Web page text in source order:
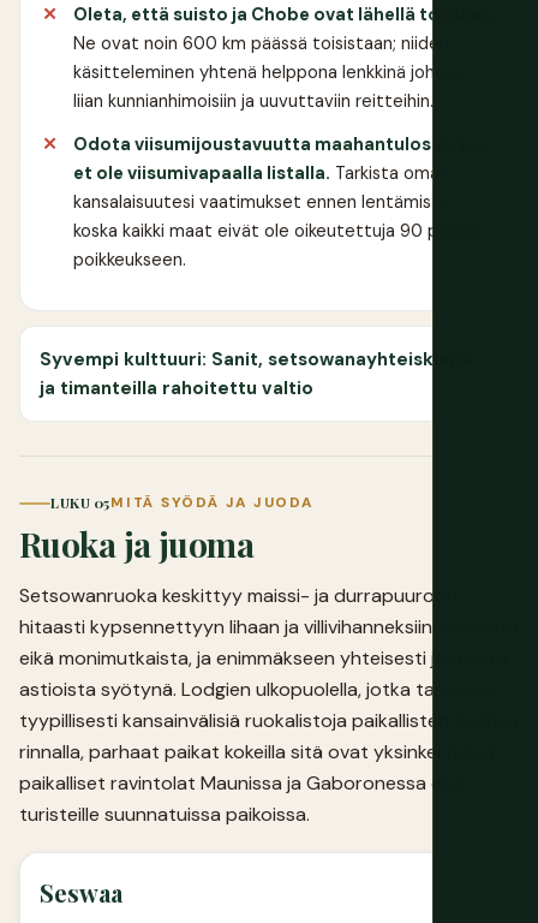
Oleta, että suisto ja Chobe ovat lähellä toisiaan.
Ne ovat noin 600 km päässä toisistaan; niiden
käsitteleminen yhtenä helppona lenkkinä johtaa
liian kunnianhimoisiin ja uuvuttaviin reitteihin.
Odota viisumijoustavuutta maahantulossa, jos
et ole viisumivapaalla listalla. Tarkista oman
kansalaisuutesi vaatimukset ennen lentämistä,
koska kaikki maat eivät ole oikeutettuja 90 päivän
poikkeukseen.
Syvempi kulttuuri: Sanit, setsowanayhteiskunta
ja timanteilla rahoitettu valtio
LUKU 05MITÄ SYÖDÄ JA JUODA
Ruoka ja juoma
Setsowanruoka keskittyy maissi- ja durrapuuroon,
hitaasti kypsennettyyn lihaan ja villivihanneksiin, runsasta
eikä monimutkaista, ja enimmäkseen yhteisesti jaetuista
astioista syötynä. Lodgien ulkopuolella, jotka tarjoavat
tyypillisesti kansainvälisiä ruokalistoja paikallisten ruokien
rinnalla, parhaat paikat kokeilla sitä ovat yksinkertaiset
paikalliset ravintolat Maunissa ja Gaboronessa eikä
turisteille suunnatuissa paikoissa.
Seswaa